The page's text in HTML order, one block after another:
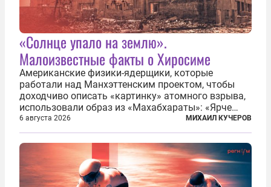
«Солнце упало на землю».
Малоизвестные факты о Хиросиме
Американские физики-ядерщики, которые
работали над Манхэттенским проектом, чтобы
доходчиво описать «картинку» атомного взрыва,
использовали образ из «Махабхараты»: «Ярче
тысячи солнц пылало это пламя». Не все жители
японских городов Хиросимы и Нагасаки, на
которых США в августе 1945 года поставили...
6 августа 2026 МИХАИЛ КУЧЕРОВ